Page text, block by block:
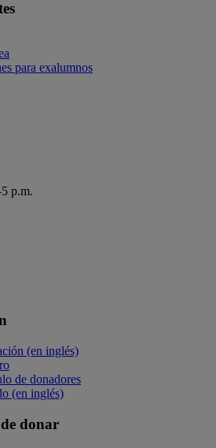
para exalumnos
p.m.
(en inglés)
de donadores
(en inglés)
donar